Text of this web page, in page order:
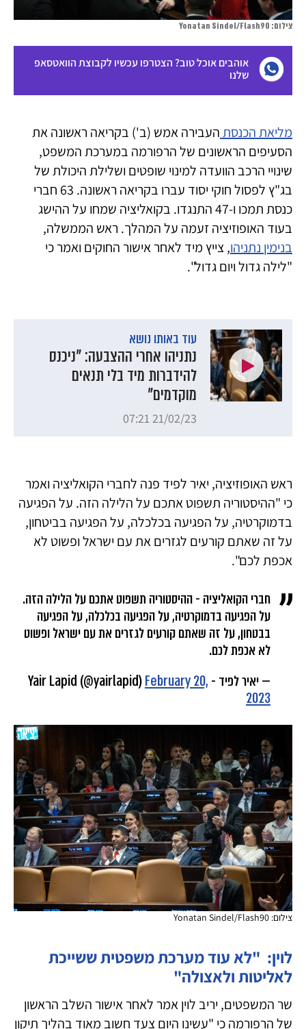
צילום: Yonatan Sindel/Flash90
אוהבים אוכל טוב? הצטרפו עכשיו לקבוצת הוואטסאפ
שלנו
מליאת הכנסתהעבירה אמש (ב') בקריאה ראשונה את
הסעיפים הראשונים של הרפורמה במערכת המשפט,
שינויי הרכב הוועדה למינוי שופטים ושלילת היכולת של
בג"ץ לפסול חוקי יסוד עברו בקריאה ראשונה. 63 חברי
כנסת תמכו ו-47 התנגדו. בקואליציה שמחו על ההישג
בעוד האופוזיציה זעמה על המהלך. ראש הממשלה,
בנימין נתניהו, צייץ מיד לאחר אישור החוקים ואמר כי
"לילה גדול ויום גדול".
עוד באותו נושא
נתניהו אחרי ההצבעה: "ניכנס
להידברות מיד בלי תנאים
מוקדמים"
21/02/23 07:21
ראש האופוזיציה, יאיר לפיד פנה לחברי הקואליציה ואמר
כי "ההיסטוריה תשפוט אתכם על הלילה הזה. על הפגיעה
בדמוקרטיה, על הפגיעה בכלכלה, על הפגיעה בביטחון,
על זה שאתם קורעים לגזרים את עם ישראל ופשוט לא
אכפת לכם".
חברי הקואליציה - ההיסטוריה תשפוט אתכם על הלילה הזה.
על הפגיעה בדמוקרטיה, על הפגיעה בכלכלה, על הפגיעה
בבטחון, על זה שאתם קורעים לגזרים את עם ישראל ופשוט
לא אכפת לכם.
— יאיר לפיד - Yair Lapid (@yairlapid) February 20,
2023
צילום: Yonatan Sindel/Flash90
לוין: "לא עוד מערכת משפטית ששייכת
לאליטות ולאצולה"
שר המשפטים, יריב לוין אמר לאחר אישור השלב הראשון
של הרפורמה כי "עשינו היום צעד חשוב מאוד בהליך תיקון